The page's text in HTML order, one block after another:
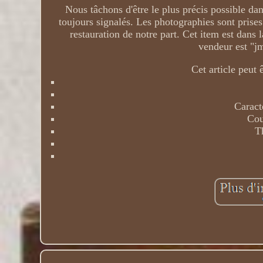
Nous tâchons d'être le plus précis possible
toujours signalés. Les photographies sont
restauration de notre part. Cet item est
vendeur est
Cet article peut